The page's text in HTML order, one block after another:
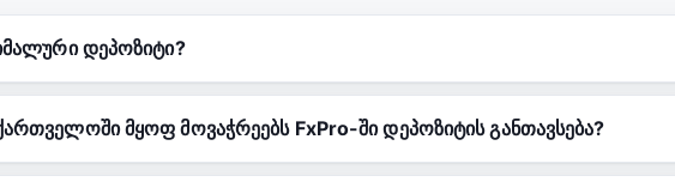
დეპოზიტი?
მყოფ მოვაჭრეებს FxPro-ში დეპოზიტის განთავსება?